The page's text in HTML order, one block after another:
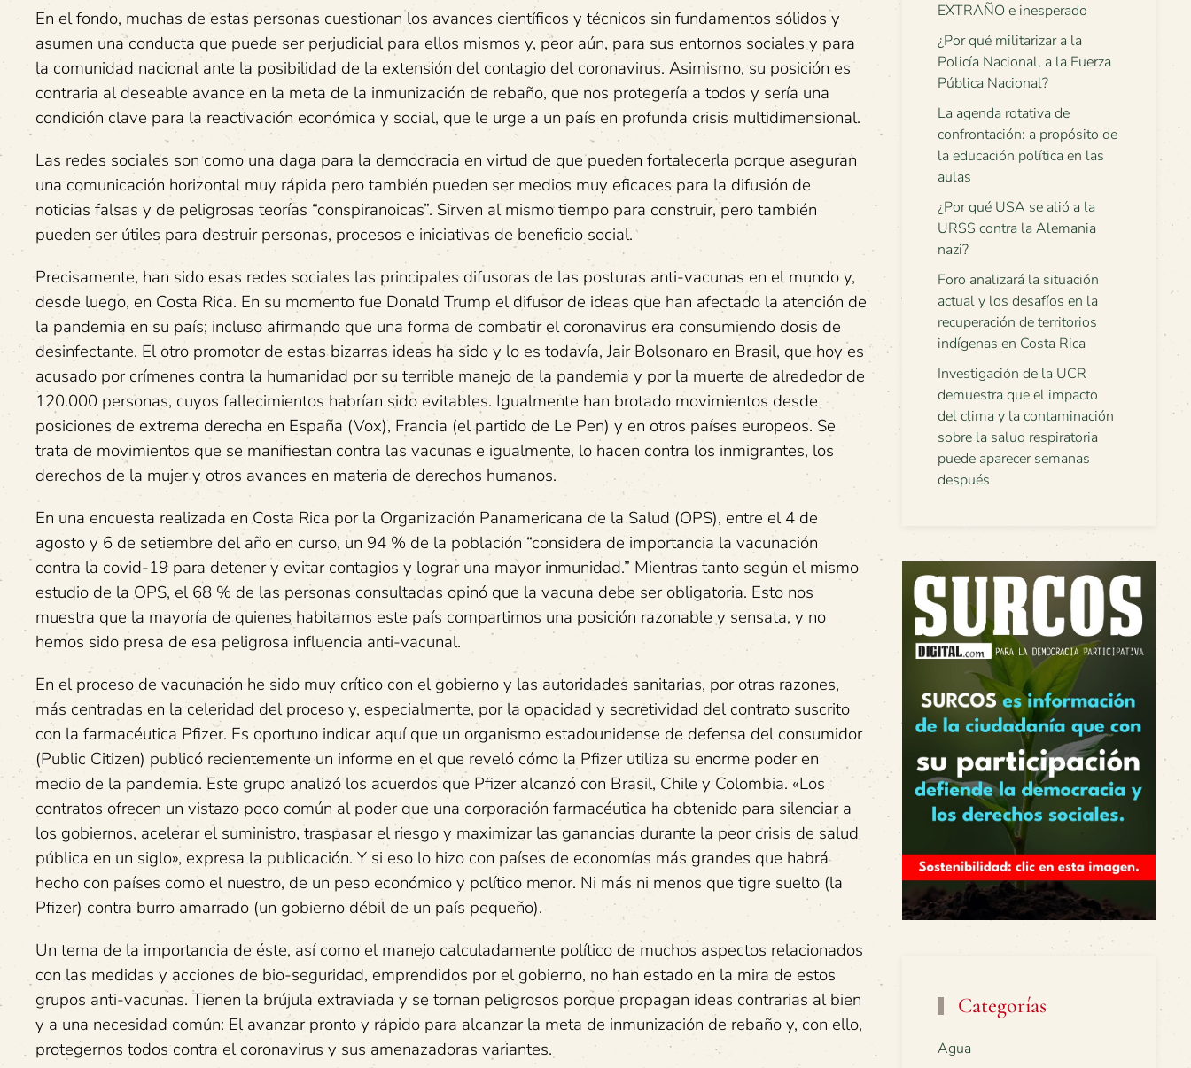
En el fondo, muchas de estas personas cuestionan los avances científicos y técnicos sin fundamentos sólidos y
asumen una conducta que puede ser perjudicial para ellos mismos y, peor aún, para sus entornos sociales y para
la comunidad nacional ante la posibilidad de la extensión del contagio del coronavirus. Asimismo, su posición es
contraria al deseable avance en la meta de la inmunización de rebaño, que nos protegería a todos y sería una
condición clave para la reactivación económica y social, que le urge a un país en profunda crisis multidimensional.
Las redes sociales son como una daga para la democracia en virtud de que pueden fortalecerla porque aseguran
una comunicación horizontal muy rápida pero también pueden ser medios muy eficaces para la difusión de
noticias falsas y de peligrosas teorías “conspiranoicas”. Sirven al mismo tiempo para construir, pero también
pueden ser útiles para destruir personas, procesos e iniciativas de beneficio social.
Precisamente, han sido esas redes sociales las principales difusoras de las posturas anti-vacunas en el mundo y,
desde luego, en Costa Rica. En su momento fue Donald Trump el difusor de ideas que han afectado la atención de
la pandemia en su país; incluso afirmando que una forma de combatir el coronavirus era consumiendo dosis de
desinfectante. El otro promotor de estas bizarras ideas ha sido y lo es todavía, Jair Bolsonaro en Brasil, que hoy es
acusado por crímenes contra la humanidad por su terrible manejo de la pandemia y por la muerte de alrededor de
120.000 personas, cuyos fallecimientos habrían sido evitables. Igualmente han brotado movimientos desde
posiciones de extrema derecha en España (Vox), Francia (el partido de Le Pen) y en otros países europeos. Se
trata de movimientos que se manifiestan contra las vacunas e igualmente, lo hacen contra los inmigrantes, los
derechos de la mujer y otros avances en materia de derechos humanos.
En una encuesta realizada en Costa Rica por la Organización Panamericana de la Salud (OPS), entre el 4 de
agosto y 6 de setiembre del año en curso, un 94 % de la población “considera de importancia la vacunación
contra la covid-19 para detener y evitar contagios y lograr una mayor inmunidad.” Mientras tanto según el mismo
estudio de la OPS, el 68 % de las personas consultadas opinó que la vacuna debe ser obligatoria. Esto nos
muestra que la mayoría de quienes habitamos este país compartimos una posición razonable y sensata, y no
hemos sido presa de esa peligrosa influencia anti-vacunal.
En el proceso de vacunación he sido muy crítico con el gobierno y las autoridades sanitarias, por otras razones,
más centradas en la celeridad del proceso y, especialmente, por la opacidad y secretividad del contrato suscrito
con la farmacéutica Pfizer. Es oportuno indicar aquí que un organismo estadounidense de defensa del consumidor
(Public Citizen) publicó recientemente un informe en el que reveló cómo la Pfizer utiliza su enorme poder en
medio de la pandemia. Este grupo analizó los acuerdos que Pfizer alcanzó con Brasil, Chile y Colombia. «Los
contratos ofrecen un vistazo poco común al poder que una corporación farmacéutica ha obtenido para silenciar a
los gobiernos, acelerar el suministro, traspasar el riesgo y maximizar las ganancias durante la peor crisis de salud
pública en un siglo», expresa la publicación. Y si eso lo hizo con países de economías más grandes que habrá
hecho con países como el nuestro, de un peso económico y político menor. Ni más ni menos que tigre suelto (la
Pfizer) contra burro amarrado (un gobierno débil de un país pequeño).
Un tema de la importancia de éste, así como el manejo calculadamente político de muchos aspectos relacionados
con las medidas y acciones de bio-seguridad, emprendidos por el gobierno, no han estado en la mira de estos
grupos anti-vacunas. Tienen la brújula extraviada y se tornan peligrosos porque propagan ideas contrarias al bien
y a una necesidad común: El avanzar pronto y rápido para alcanzar la meta de inmunización de rebaño y, con ello,
protegernos todos contra el coronavirus y sus amenazadoras variantes.
EXTRAÑO e inesperado
¿Por qué militarizar a la
Policía Nacional, a la Fuerza
Pública Nacional?
La agenda rotativa de
confrontación: a propósito de
la educación política en las
aulas
¿Por qué USA se alió a la
URSS contra la Alemania
nazi?
Foro analizará la situación
actual y los desafíos en la
recuperación de territorios
indígenas en Costa Rica
Investigación de la UCR
demuestra que el impacto
del clima y la contaminación
sobre la salud respiratoria
puede aparecer semanas
después
Categorías
Agua